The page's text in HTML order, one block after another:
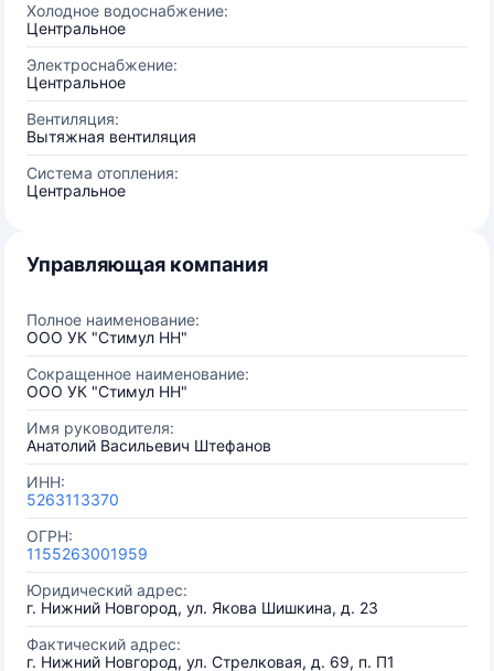
Холодное водоснабжение:
Центральное
Электроснабжение:
Центральное
Вентиляция:
Вытяжная вентиляция
Система отопления:
Центральное
Управляющая компания
Полное наименование:
ООО УК "Стимул НН"
Сокращенное наименование:
ООО УК "Стимул НН"
Имя руководителя:
Анатолий Васильевич Штефанов
ИНН:
5263113370
ОГРН:
1155263001959
Юридический адрес:
г. Нижний Новгород, ул. Якова Шишкина, д. 23
Фактический адрес:
г. Нижний Новгород, ул. Стрелковая, д. 69, п. П1